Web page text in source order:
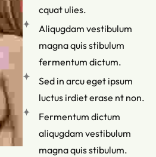
cquat ulies.
Aliqugdam vestibulum
magna quis stibulum
fermentum dictum.
Sed in arcu eget ipsum
luctus irdiet erase nt non.
Fermentum dictum
aliqugdam vestibulum
magna quis stibulum.